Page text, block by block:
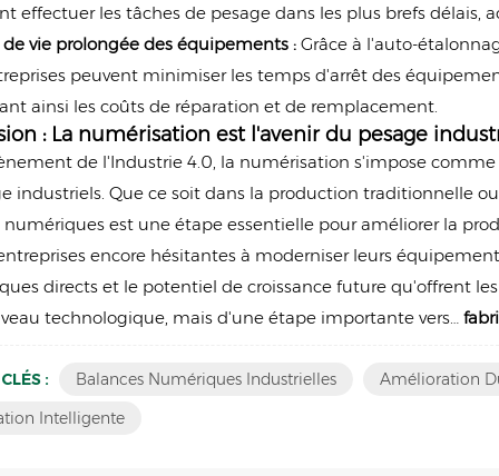
effectuer les tâches de pesage dans les plus brefs délais,
vie prolongée des équipements : Grâce à l'auto-
peuvent minimiser les temps d'arrêt des
ainsi les coûts de réparation et de remplacement.
: La numérisation est l'avenir du pesage
de l'Industrie 4.0, la numérisation s'impose
industriels. Que ce soit dans la production traditionnelle
numériques est une étape essentielle pour améliorer la
encore hésitantes à moderniser leurs
directs et le potentiel de croissance future qu'offrent
technologique, mais d'une étape importante vers…
: Balances Numériques Industrielles
Amélioration
Intelligente